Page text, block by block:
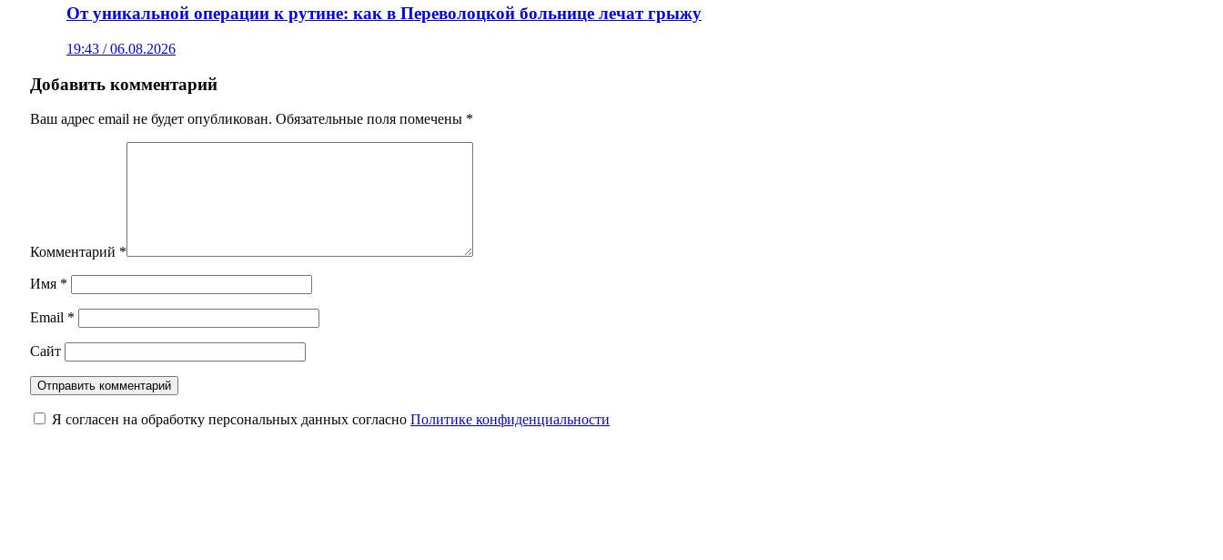
От уникальной операции к рутине: как в Переволоцкой больнице лечат грыжу
19:43 / 06.08.2026
Добавить комментарий
Ваш адрес email не будет опубликован. Обязательные поля помечены *
Комментарий *
Имя *
Email *
Сайт
Я согласен на обработку персональных данных согласно Политике конфиденциальности